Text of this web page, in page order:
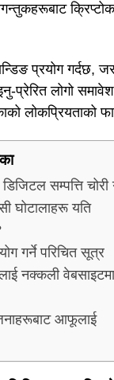
प्रयोग गर्दछ,
प्रेरित लोगो
लोकप्रियताको
सम्पत्ति चोरी
घोटालाहरू यति
गर्ने परिचित सूत्र
नक्कली वेबसाइटमा
आफूलाई